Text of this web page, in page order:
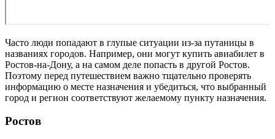
Часто люди попадают в глупые ситуации из-за путаницы в
названиях городов. Например, они могут купить авиабилет в
Ростов-на-Дону, а на самом деле попасть в другой Ростов.
Поэтому перед путешествием важно тщательно проверять
информацию о месте назначения и убедиться, что выбранный
город и регион соответствуют желаемому пункту назначения.
Ростов